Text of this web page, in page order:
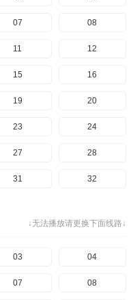
87 88
91 92
95 96
99 100
103 104
107 108
111 112
123 124
127 128
47 48
51 52
55 56
59 60
63 64
67 68
71 72
83 84
87 88
07 08
11 12
15 16
19 20
23 24
27 28
31 32
43 44
47 48
↓无法播放请更换下面线路↓
03 04
07 08